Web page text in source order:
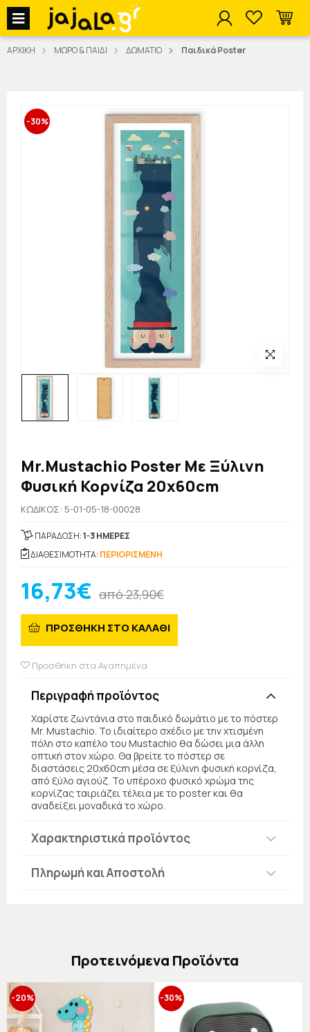
jajala Menu
ΑΡΧΙΚΗ ΜΩΡΟ & ΠΑΙΔΙ ΔΩΜΑΤΙΟ Παιδικά Poster
-30%
Mr.Mustachio Poster Με Ξύλινη
Φυσική Κορνίζα 20x60cm
KΩΔΙΚΟΣ: 5-01-05-18-00028
ΠΑΡΑΔΟΣΗ:1-3 ΗΜΕΡΕΣ
ΔΙΑΘΕΣΙΜΟΤΗΤΑ: ΠΕΡΙΟΡΙΣΜΕΝΗ
16,73€ από 23,90€
ΠΡΟΣΘΗΚΗ ΣΤΟ ΚΑΛΑΘΙ
Προσθήκη στα Αγαπημένα
Περιγραφή προϊόντος
Χαρίστε ζωντάνια στο παιδικό δωμάτιο με το πόστερ
Mr. Mustachio. Το ιδιαίτερο σχέδιο με την χτισμένη
πόλη στο καπέλο του Mustachio θα δώσει μια άλλη
οπτική στον χώρο. Θα βρείτε το πόστερ σε
διαστάσεις 20x60cm μέσα σε ξύλινη φυσική κορνίζα,
από ξύλο αγιούζ. Το υπέροχο φυσικό χρώμα της
κορνίζας ταιριάζει τέλεια με το poster και θα
αναδείξει μοναδικά το χώρο.
Χαρακτηριστικά προϊόντος
Πληρωμή και Αποστολή
Πρoτεινόμενα Προϊόντα
-20% -30%